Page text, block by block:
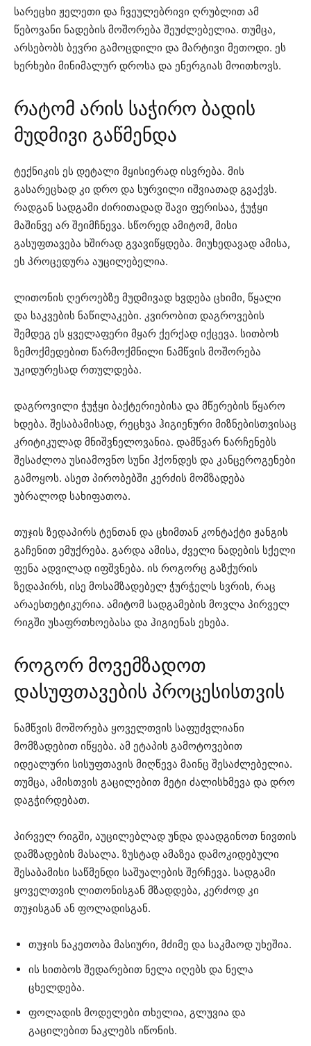
სარეცხი ჟელეთი და ჩვეულებრივი ღრუბლით ამ
წებოვანი ნადების მოშორება შეუძლებელია. თუმცა,
არსებობს ბევრი გამოცდილი და მარტივი მეთოდი. ეს
ხერხები მინიმალურ დროსა და ენერგიას მოითხოვს.
რატომ არის საჭირო ბადის
მუდმივი გაწმენდა
ტექნიკის ეს დეტალი მყისიერად ისვრება. მის
გასარეცხად კი დრო და სურვილი იშვიათად გვაქვს.
რადგან სადგამი ძირითადად შავი ფერისაა, ჭუჭყი
მაშინვე არ შეიმჩნევა. სწორედ ამიტომ, მისი
გასუფთავება ხშირად გვავიწყდება. მიუხედავად ამისა,
ეს პროცედურა აუცილებელია.
ლითონის ღეროებზე მუდმივად ხვდება ცხიმი, წყალი
და საკვების ნაწილაკები. კვირობით დაგროვების
შემდეგ ეს ყველაფერი მყარ ქერქად იქცევა. სითბოს
ზემოქმედებით წარმოქმნილი ნამწვის მოშორება
უკიდურესად რთულდება.
დაგროვილი ჭუჭყი ბაქტერიებისა და მწერების წყარო
ხდება. შესაბამისად, რეცხვა ჰიგიენური მიზნებისთვისაც
კრიტიკულად მნიშვნელოვანია. დამწვარ ნარჩენებს
შესაძლოა უსიამოვნო სუნი ჰქონდეს და კანცეროგენები
გამოყოს. ასეთ პირობებში კერძის მომზადება
უბრალოდ სახიფათოა.
თუჯის ზედაპირს ტენთან და ცხიმთან კონტაქტი ჟანგის
გაჩენით ემუქრება. გარდა ამისა, ძველი ნადების სქელი
ფენა ადვილად იფშვნება. ის როგორც გაზქურის
ზედაპირს, ისე მოსამზადებელ ჭურჭელს სვრის, რაც
არაესთეტიკურია. ამიტომ სადგამების მოვლა პირველ
რიგში უსაფრთხოებასა და ჰიგიენას ეხება.
როგორ მოვემზადოთ
დასუფთავების პროცესისთვის
ნამწვის მოშორება ყოველთვის საფუძვლიანი
მომზადებით იწყება. ამ ეტაპის გამოტოვებით
იდეალური სისუფთავის მიღწევა მაინც შესაძლებელია.
თუმცა, ამისთვის გაცილებით მეტი ძალისხმევა და დრო
დაგჭირდებათ.
პირველ რიგში, აუცილებლად უნდა დაადგინოთ ნივთის
დამზადების მასალა. ზუსტად ამაზეა დამოკიდებული
შესაბამისი საწმენდი საშუალების შერჩევა. სადგამი
ყოველთვის ლითონისგან მზადდება, კერძოდ კი
თუჯისგან ან ფოლადისგან.
თუჯის ნაკეთობა მასიური, მძიმე და საკმაოდ უხეშია.
ის სითბოს შედარებით ნელა იღებს და ნელა
ცხელდება.
ფოლადის მოდელები თხელია, გლუვია და
გაცილებით ნაკლებს იწონის.